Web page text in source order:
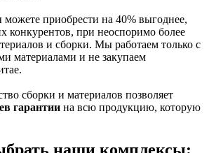
приобрести на 40% выгоднее,
конкурентов, при неоспоримо более
и сборки. Мы работаем только с
материалами и не закупаем
сборки и материалов позволяет
гарантии на всю продукцию, которую